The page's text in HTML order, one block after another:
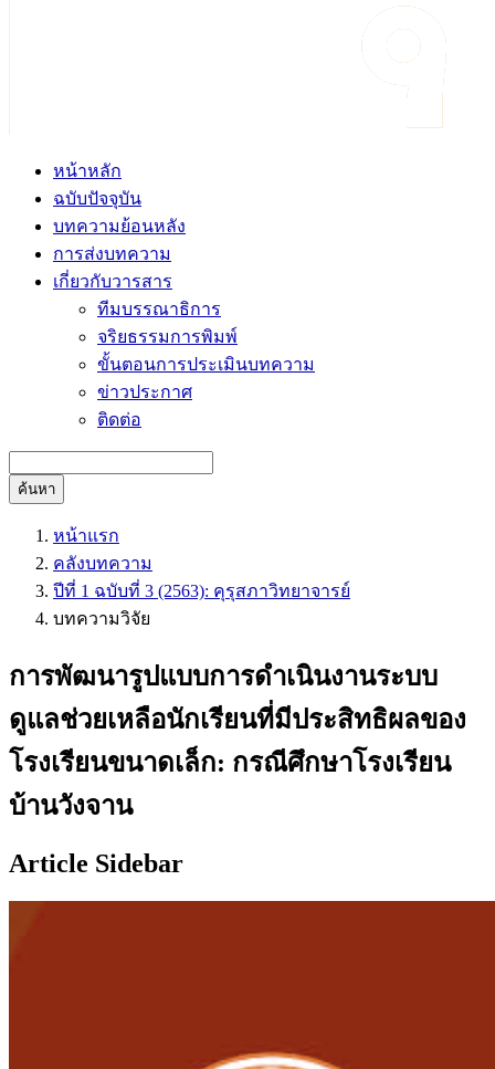
หน้าหลัก
ฉบับปัจจุบัน
บทความย้อนหลัง
การส่งบทความ
เกี่ยวกับวารสาร
ทีมบรรณาธิการ
จริยธรรมการพิมพ์
ขั้นตอนการประเมินบทความ
ข่าวประกาศ
ติดต่อ
ค้นหา
หน้าแรก
คลังบทความ
ปีที่ 1 ฉบับที่ 3 (2563): คุรุสภาวิทยาจารย์
บทความวิจัย
การพัฒนารูปแบบการดำเนินงานระบบ
ดูแลช่วยเหลือนักเรียนที่มีประสิทธิผลของ
โรงเรียนขนาดเล็ก: กรณีศึกษาโรงเรียน
บ้านวังจาน
Article Sidebar